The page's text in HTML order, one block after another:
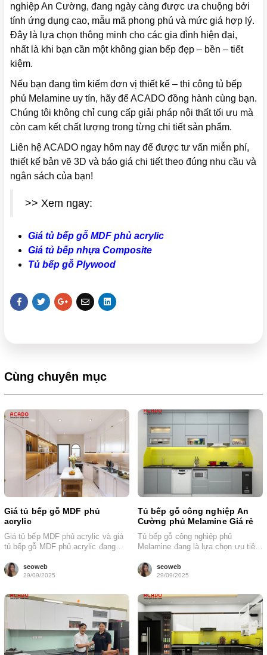
nghiệp An Cường, đang ngày càng được ưa chuộng bởi
tính ứng dụng cao, mẫu mã phong phú và mức giá hợp lý.
Đây là lựa chọn thông minh cho các gia đình hiện đại,
nhất là khi bạn cần một không gian bếp đẹp – bền – tiết
kiệm.
Nếu bạn đang tìm kiếm đơn vị thiết kế – thi công tủ bếp
phủ Melamine uy tín, hãy để ACADO đồng hành cùng bạn.
Chúng tôi không chỉ cung cấp giải pháp nội thất tối ưu mà
còn cam kết chất lượng trong từng chi tiết sản phẩm.
Liên hệ ACADO ngay hôm nay để được tư vấn miễn phí,
thiết kế bản vẽ 3D và báo giá chi tiết theo đúng nhu cầu và
ngân sách của bạn!
>> Xem ngay:
Giá tủ bếp gỗ MDF phủ acrylic
Giá tủ bếp nhựa Composite
Tủ bếp gỗ Plywood
Cùng chuyên mục
Giá tủ bếp gỗ MDF phủ
acrylic
Giá tủ bếp MDF phủ acrylic và giá
tủ bếp gỗ MDF phủ acrylic đang
seoweb
29/09/2025
Tủ bếp gỗ công nghiệp An
Cường phủ Melamine Giá rẻ
Tủ bếp gỗ công nghiệp phủ
Melamine đang là lựa chọn ưu tiên
seoweb
29/09/2025